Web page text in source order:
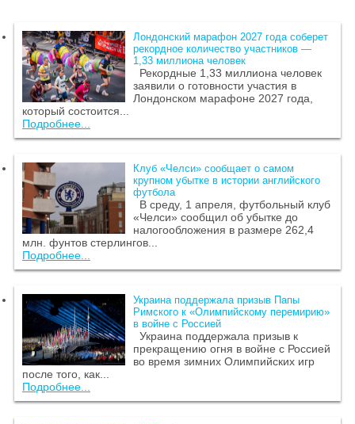
Лондонский марафон 2027 года соберет
рекордное количество участников —
1,33 миллиона человек
Рекордные 1,33 миллиона человек
заявили о готовности участия в
Лондонском марафоне 2027 года,
который состоится...
Подробнее...
Клуб «Челси» сообщает о самом
крупном убытке в истории английского
футбола
В среду, 1 апреля, футбольный клуб
«Челси» сообщил об убытке до
налогообложения в размере 262,4
млн. фунтов стерлингов...
Подробнее...
Украина поддержала призыв Папы
Римского к «Олимпийскому перемирию»
в войне с Россией
Украина поддержала призыв к
прекращению огня в войне с Россией
во время зимних Олимпийских игр
после того, как...
Подробнее...